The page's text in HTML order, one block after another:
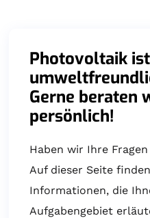
Photovoltaik ist
Gerne beraten
persönlich!
Haben wir Ihre
Auf dieser Seite
Informationen, die
Aufgabengebiet